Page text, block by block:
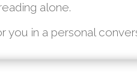
alone.
you in a personal